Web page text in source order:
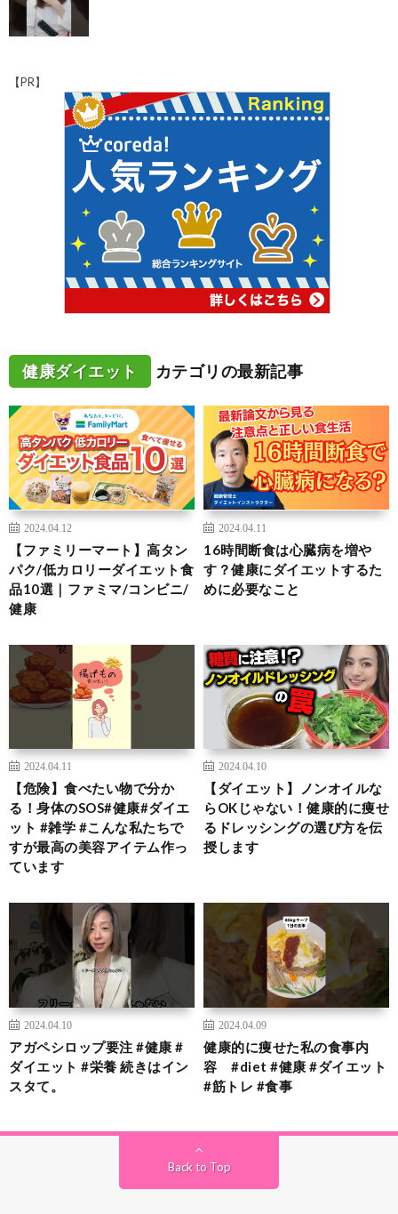
【PR】
健康ダイエット カテゴリの最新記事
2024.04.12
【ファミリーマート】高タン
パク/低カロリーダイエット食
品10選｜ファミマ/コンビニ/
健康
2024.04.11
16時間断食は心臓病を増や
す？健康にダイエットするた
めに必要なこと
2024.04.11
【危険】食べたい物で分か
る！身体のSOS#健康#ダイエ
ット #雑学 #こんな私たちで
すが最高の美容アイテム作っ
ています
2024.04.10
【ダイエット】ノンオイルな
らOKじゃない！健康的に痩せ
るドレッシングの選び方を伝
授します
2024.04.10
アガペシロップ要注 #健康 #
ダイエット #栄養 続きはイン
スタて。
2024.04.09
健康的に痩せた私の食事内
容 #diet #健康 #ダイエット
#筋トレ #食事
Back to Top